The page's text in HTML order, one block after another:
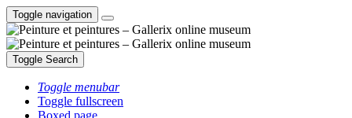
Toggle navigation
Toggle Search
Toggle menubar
Toggle fullscreen
Boxed page